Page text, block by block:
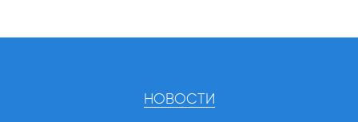
НОВОСТИ